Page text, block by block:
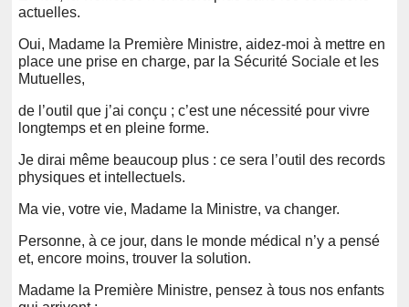
actuelles.
Oui, Madame la Première Ministre, aidez-moi à mettre en
place une prise en charge, par la Sécurité Sociale et les
Mutuelles,
de l’outil que j’ai conçu ; c’est une nécessité pour vivre
longtemps et en pleine forme.
Je dirai même beaucoup plus : ce sera l’outil des records
physiques et intellectuels.
Ma vie, votre vie, Madame la Ministre, va changer.
Personne, à ce jour, dans le monde médical n’y a pensé
et, encore moins, trouver la solution.
Madame la Première Ministre, pensez à tous nos enfants